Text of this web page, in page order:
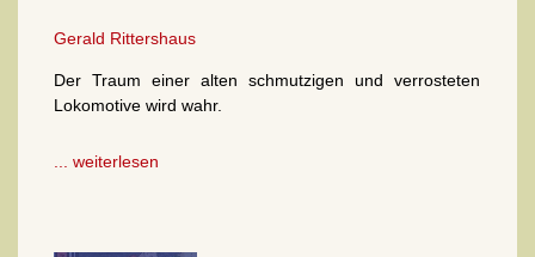
Gerald Rittershaus
Der Traum einer alten schmutzigen und verrosteten
Lokomotive wird wahr.
... weiterlesen